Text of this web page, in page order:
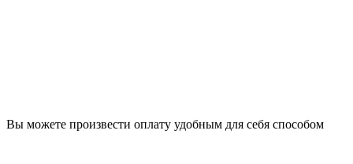
Вы можете произвести оплату удобным для себя способом